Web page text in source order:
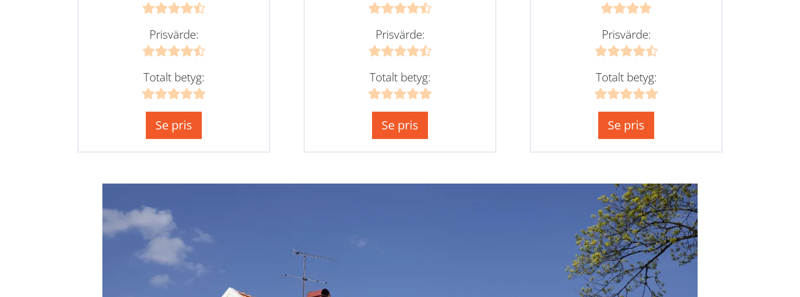
Prisvärde:
Totalt betyg:
Se pris
Prisvärde:
Totalt betyg:
Se pris
Prisvärde:
Totalt betyg:
Se pris